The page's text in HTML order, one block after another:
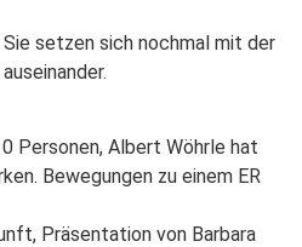
setzen sich nochmal mit der
Personen, Albert Wöhrle hat
Bewegungen zu einem ER
Präsentation von Barbara